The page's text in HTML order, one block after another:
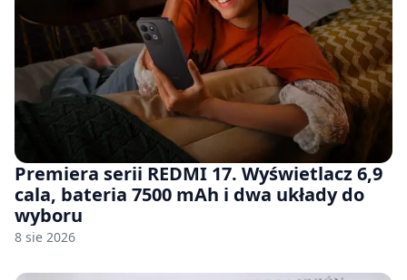
Premiera serii REDMI 17. Wyświetlacz 6,9
cala, bateria 7500 mAh i dwa układy do
wyboru
8 sie 2026